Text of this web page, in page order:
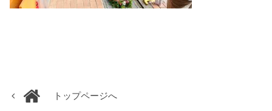
トップページへ